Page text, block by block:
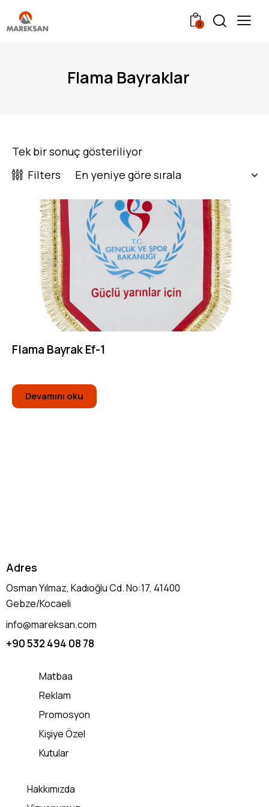
0
Flama Bayraklar
Tek bir sonuç gösteriliyor
Filters
Flama Bayrak Ef-1
Devamını oku
Adres
Osman Yılmaz, Kadıoğlu Cd. No:17, 41400
Gebze/Kocaeli
info@mareksan.com
+90 532 494 08 78
Matbaa
Reklam
Promosyon
Kişiye Özel
Kutular
Hakkımızda